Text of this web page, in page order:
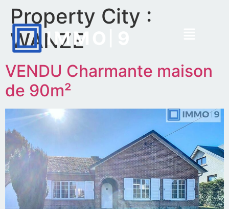
Property City :
WANZE
VENDU Charmante maison
de 90m²